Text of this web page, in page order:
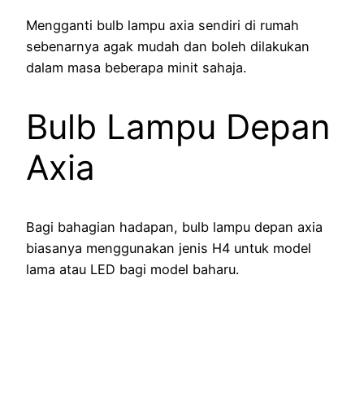
Mengganti bulb lampu axia sendiri di rumah
sebenarnya agak mudah dan boleh dilakukan
dalam masa beberapa minit sahaja.
Bulb Lampu Depan
Axia
Bagi bahagian hadapan, bulb lampu depan axia
biasanya menggunakan jenis H4 untuk model
lama atau LED bagi model baharu.